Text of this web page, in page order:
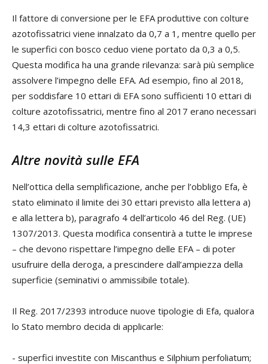
Il fattore di conversione per le EFA produttive con colture
azotofissatrici viene innalzato da 0,7 a 1, mentre quello per
le superfici con bosco ceduo viene portato da 0,3 a 0,5.
Questa modifica ha una grande rilevanza: sarà più semplice
assolvere l’impegno delle EFA. Ad esempio, fino al 2018,
per soddisfare 10 ettari di EFA sono sufficienti 10 ettari di
colture azotofissatrici, mentre fino al 2017 erano necessari
14,3 ettari di colture azotofissatrici.
Altre novità sulle EFA
Nell’ottica della semplificazione, anche per l’obbligo Efa, è
stato eliminato il limite dei 30 ettari previsto alla lettera a)
e alla lettera b), paragrafo 4 dell’articolo 46 del Reg. (UE)
1307/2013. Questa modifica consentirà a tutte le imprese
– che devono rispettare l’impegno delle EFA – di poter
usufruire della deroga, a prescindere dall’ampiezza della
superficie (seminativi o ammissibile totale).
Il Reg. 2017/2393 introduce nuove tipologie di Efa, qualora
lo Stato membro decida di applicarle:
- superfici investite con Miscanthus e Silphium perfoliatum;